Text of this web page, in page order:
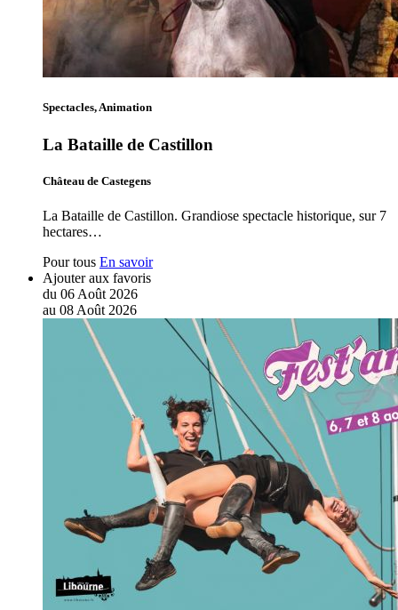
Spectacles, Animation
La Bataille de Castillon
Château de Castegens
La Bataille de Castillon. Grandiose spectacle historique, sur 7
hectares…
Pour tous En savoir
Ajouter aux favoris
du 06 Août 2026
au 08 Août 2026